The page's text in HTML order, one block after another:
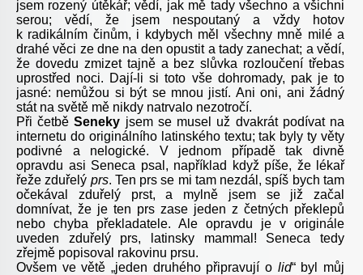
jsem rozený útěkář; vědí, jak mě tady všechno a všichni
serou; vědí, že jsem nespoutaný a vždy hotov
k radikálním činům, i kdybych měl všechny mně milé a
drahé věci ze dne na den opustit a tady zanechat; a vědí,
že dovedu zmizet tajně a bez slůvka rozloučení třebas
uprostřed noci. Dají-li si toto vše dohromady, pak je to
jasné: nemůžou si být se mnou jistí. Ani oni, ani žádný
stát na světě mě nikdy natrvalo nezotročí.
Při četběSeneky jsem se musel už dvakrát podívat na
internetu do originálního latinského textu; tak byly ty věty
podivné a nelogické. V jednom případě tak divně
opravdu asi Seneca psal, například když píše, že lékař
řeže zduřelý prs. Ten prs se mi tam nezdál, spíš bych tam
očekával zduřelý prst, a mylně jsem se již začal
domnívat, že je ten prs zase jeden z četných překlepů
nebo chyba překladatele. Ale opravdu je v originále
uveden zduřelý prs, latinsky mammal! Seneca tedy
zřejmě popisoval rakovinu prsu.
Ovšem ve větě „jeden druhého připravují o lid“ byl můj